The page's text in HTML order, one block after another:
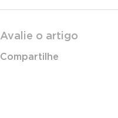
Avalie o artigo
Compartilhe